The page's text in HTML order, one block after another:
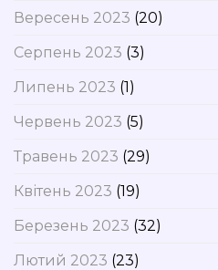
Вересень 2023 (20)
Серпень 2023 (3)
Липень 2023 (1)
Червень 2023 (5)
Травень 2023 (29)
Квітень 2023 (19)
Березень 2023 (32)
Лютий 2023 (23)